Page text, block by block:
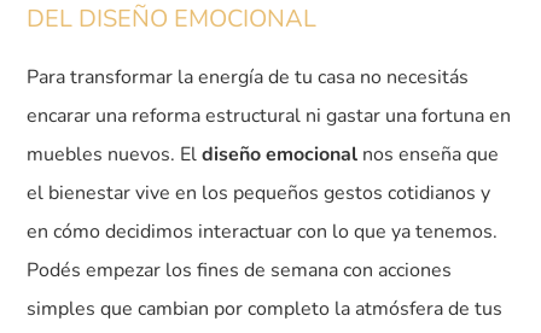
DEL DISEÑO EMOCIONAL
Para transformar la energía de tu casa no necesitás
encarar una reforma estructural ni gastar una fortuna en
muebles nuevos. Eldiseño emocional nos enseña que
el bienestar vive en los pequeños gestos cotidianos y
en cómo decidimos interactuar con lo que ya tenemos.
Podés empezar los fines de semana con acciones
simples que cambian por completo la atmósfera de tus